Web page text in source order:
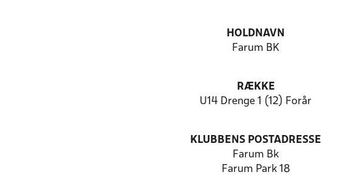
HOLDNAVN
Farum BK
RÆKKE
U14 Drenge 1 (12) Forår
KLUBBENS POSTADRESSE
Farum Bk
Farum Park 18